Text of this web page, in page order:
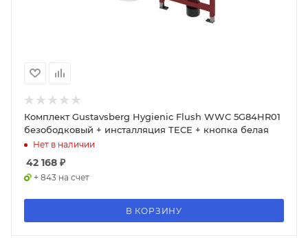
Комплект Gustavsberg Hygienic Flush WWC 5G84HR01
безободковый + инсталляция TECE + кнопка белая
Нет в наличии
42 168 ₽
+ 843 на счет
В КОРЗИНУ